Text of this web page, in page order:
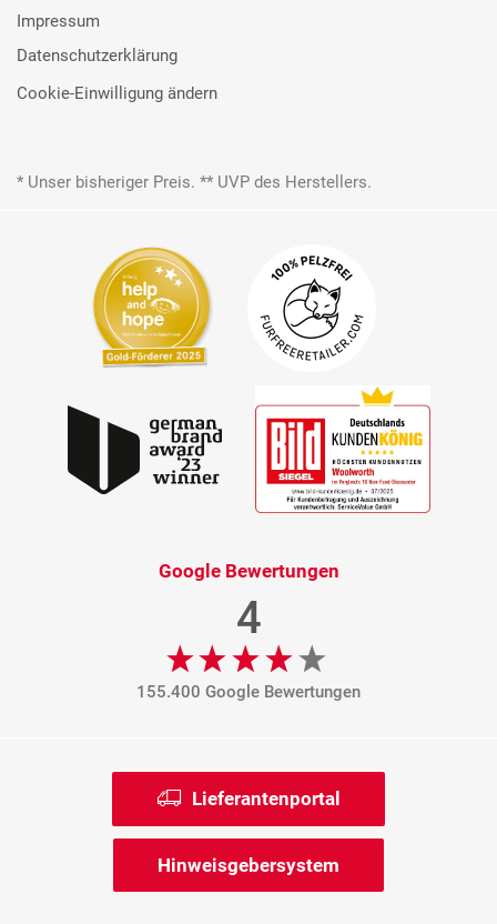
Impressum
Datenschutzerklärung
Cookie-Einwilligung ändern
* Unser bisheriger Preis. ** UVP des Herstellers.
Google Bewertungen
4
155.400 Google Bewertungen
Lieferantenportal
Hinweisgebersystem